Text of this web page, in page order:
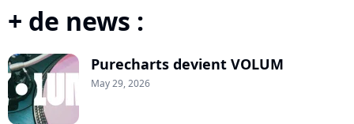
+ de news :
Purecharts devient VOLUM
May 29, 2026